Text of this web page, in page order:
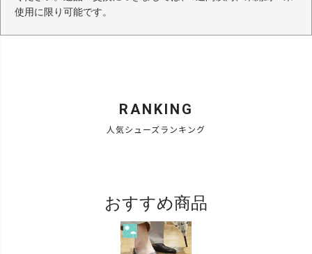
使用に限り可能です。
RANKING
人気シューズランキング
おすすめ商品